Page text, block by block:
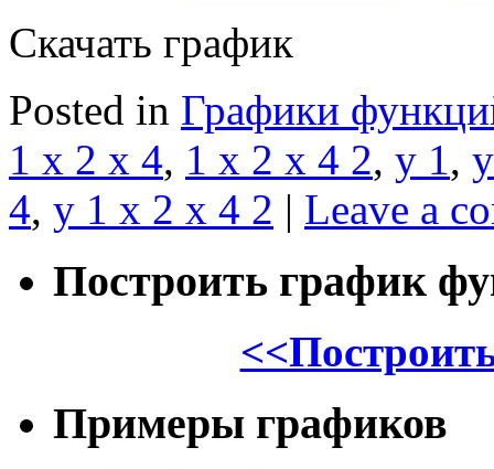
Скачать график
Posted in Графики
1 x 2 x 4, 1 x 2 x 4 2, y 1,
4, y 1 x 2 x 4 2 | Leave a
Построить график
Примеры графиков